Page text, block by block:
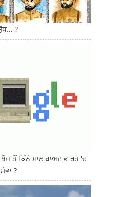
?
ਤੋਂ ਕਿੰਨੇ ਸਾਲ ਬਾਅਦ ਭਾਰਤ 'ਚ
?